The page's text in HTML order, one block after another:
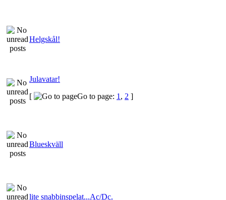
Helgskål!
Julavatar!
[
Go to page: 1 , 2 ]
Blueskväll
lite snabbinspelat...Ac/Dc.